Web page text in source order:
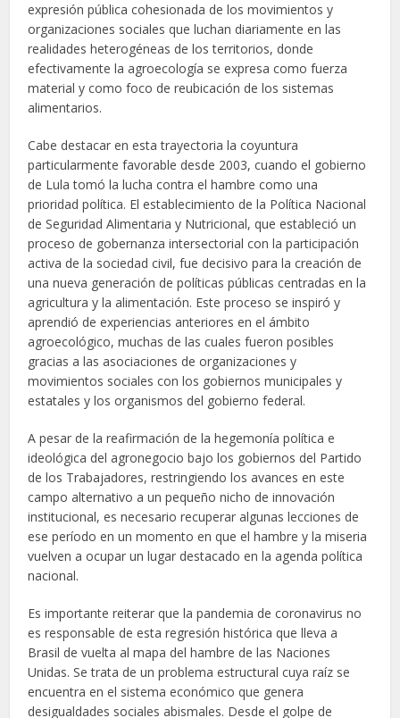
expresión pública cohesionada de los movimientos y
organizaciones sociales que luchan diariamente en las
realidades heterogéneas de los territorios, donde
efectivamente la agroecología se expresa como fuerza
material y como foco de reubicación de los sistemas
alimentarios.
Cabe destacar en esta trayectoria la coyuntura
particularmente favorable desde 2003, cuando el gobierno
de Lula tomó la lucha contra el hambre como una
prioridad política. El establecimiento de la Política Nacional
de Seguridad Alimentaria y Nutricional, que estableció un
proceso de gobernanza intersectorial con la participación
activa de la sociedad civil, fue decisivo para la creación de
una nueva generación de políticas públicas centradas en la
agricultura y la alimentación. Este proceso se inspiró y
aprendió de experiencias anteriores en el ámbito
agroecológico, muchas de las cuales fueron posibles
gracias a las asociaciones de organizaciones y
movimientos sociales con los gobiernos municipales y
estatales y los organismos del gobierno federal.
A pesar de la reafirmación de la hegemonía política e
ideológica del agronegocio bajo los gobiernos del Partido
de los Trabajadores, restringiendo los avances en este
campo alternativo a un pequeño nicho de innovación
institucional, es necesario recuperar algunas lecciones de
ese período en un momento en que el hambre y la miseria
vuelven a ocupar un lugar destacado en la agenda política
nacional.
Es importante reiterar que la pandemia de coronavirus no
es responsable de esta regresión histórica que lleva a
Brasil de vuelta al mapa del hambre de las Naciones
Unidas. Se trata de un problema estructural cuya raíz se
encuentra en el sistema económico que genera
desigualdades sociales abismales. Desde el golpe de